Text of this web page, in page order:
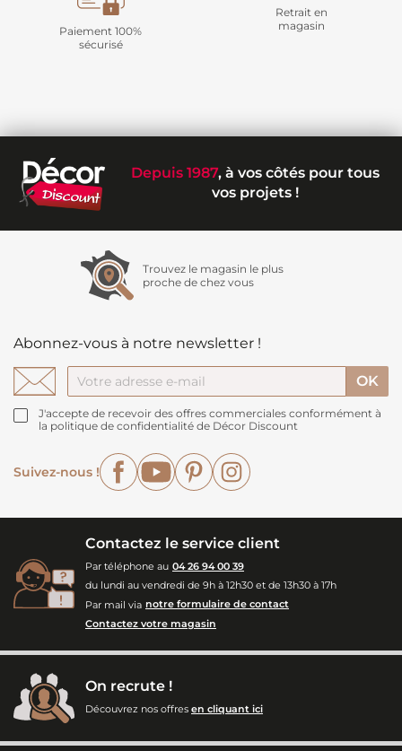
Paiement 100%
sécurisé
Retrait en
magasin
Depuis 1987, à vos côtés pour tous
vos projets !
Trouvez le magasin le plus
proche de chez vous
Abonnez-vous à notre newsletter !
J'accepte de recevoir des offres commerciales conformément à
la politique de confidentialité de Décor Discount
Suivez-nous !
FacebookYouTubePinterest
Contactez le service client
Par téléphone au 04 26 94 00 39
du lundi au vendredi de 9h à 12h30 et de 13h30 à 17h
Par mail via notre formulaire de contact
Contactez votre magasin
On recrute !
Découvrez nos offres en cliquant ici